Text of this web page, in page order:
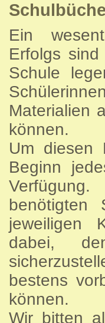
Ein
Erfolgs
Schule
Materialien
können.
Um diesen
Beginn
benötigten
jeweiligen
dabei,
bestens
können.
Wir bitten